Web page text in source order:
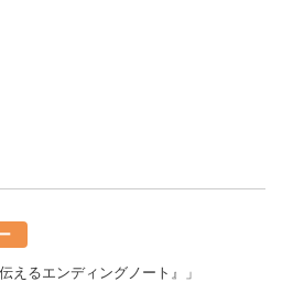
えるエンディングノート』」